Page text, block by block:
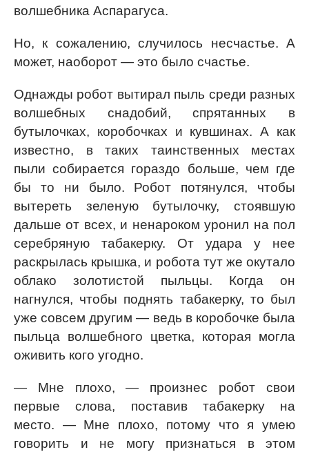
волшебника Аспарагуса.
Но, к сожалению, случилось несчастье. А
может, наоборот — это было счастье.
Однажды робот вытирал пыль среди разных
волшебных снадобий, спрятанных в
бутылочках, коробочках и кувшинах. А как
известно, в таких таинственных местах
пыли собирается гораздо больше, чем где
бы то ни было. Робот потянулся, чтобы
вытереть зеленую бутылочку, стоявшую
дальше от всех, и ненароком уронил на пол
серебряную табакерку. От удара у нее
раскрылась крышка, и робота тут же окутало
облако золотистой пыльцы. Когда он
нагнулся, чтобы поднять табакерку, то был
уже совсем другим — ведь в коробочке была
пыльца волшебного цветка, которая могла
оживить кого угодно.
— Мне плохо, — произнес робот свои
первые слова, поставив табакерку на
место. — Мне плохо, потому что я умею
говорить и не могу признаться в этом